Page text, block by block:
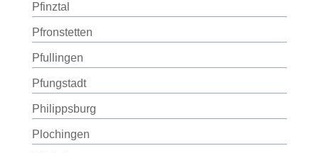
Pfinztal
Pfronstetten
Pfullingen
Pfungstadt
Philippsburg
Plochingen